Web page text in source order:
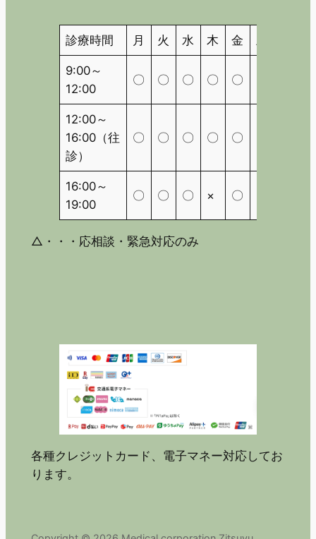
診療時間 月 火 水 木 金 土
9:00～
12:00
〇 〇 〇 〇 〇
12:00～
16:00（往
診）
〇 〇 〇 〇 〇
16:00～
19:00
〇 〇 〇 × 〇
△・・・応相談・緊急対応のみ
各種クレジットカード、電子マネー対応してお
ります。